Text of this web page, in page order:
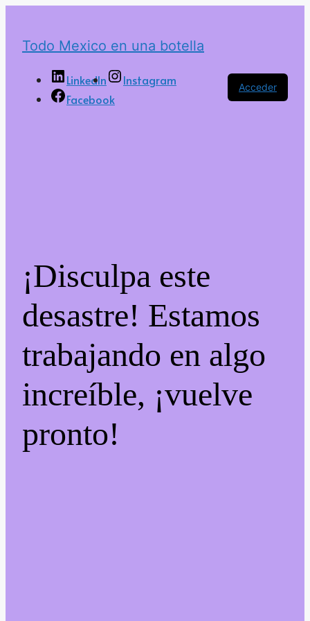
Todo Mexico en una botella
LinkedIn
Instagram
Facebook
Acceder
¡Disculpa este
desastre! Estamos
trabajando en algo
increíble, ¡vuelve
pronto!